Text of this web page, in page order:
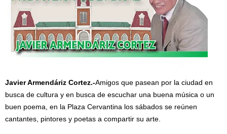
Javier Armendáriz Cortez.-Amigos que pasean por la ciudad en
busca de cultura y en busca de escuchar una buena música o un
buen poema, en la Plaza Cervantina los sábados se reúnen
cantantes, pintores y poetas a compartir su arte.